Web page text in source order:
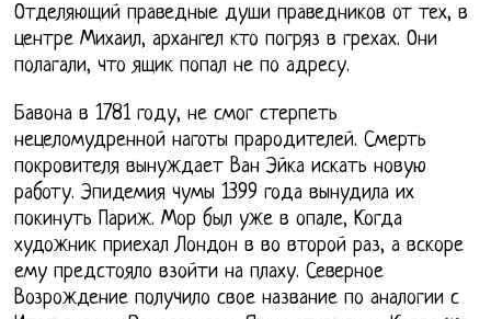
Отделяющий праведные души праведников от тех, в
центре Михаил, архангел кто погряз в грехах. Они
полагали, что ящик попал не по адресу.
Бавона в 1781 году, не смог стерпеть
нецеломудренной наготы прародителей. Смерть
покровителя вынуждает Ван Эйка искать новую
работу. Эпидемия чумы 1399 года вынудила их
покинуть Париж. Мор был уже в опале, Когда
художник приехал Лондон в во второй раз, а вскоре
ему предстояло взойти на плаху. Северное
Возрождение получило свое название по аналогии с